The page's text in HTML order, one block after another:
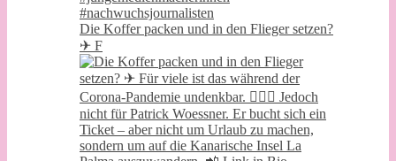
Die Koffer packen und in den Flieger setzen?
✈ F